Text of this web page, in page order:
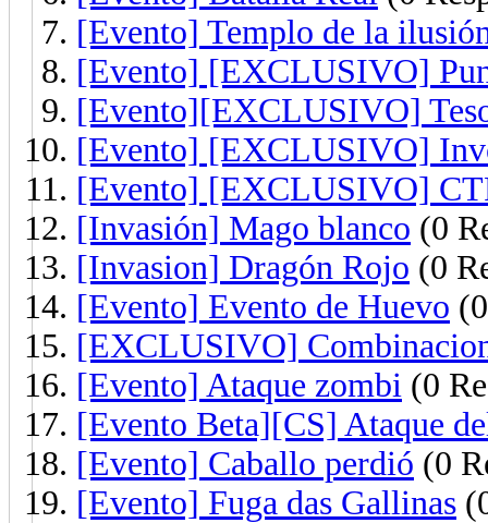
[Evento] Templo de la
[Evento] [EXCLUSIVO]
[Evento][EXCLUSIVO]
[Evento] [EXCLUSIVO]
[Evento] [EXCLUSIVO]
[Invasión] Mago blanco (0
[Invasion] Dragón Rojo (0
[Evento] Evento de Huevo
[EXCLUSIVO]
[Evento] Ataque zombi (0
[Evento Beta][CS] Ataque
[Evento] Caballo perdió (0
[Evento] Fuga das Gallinas